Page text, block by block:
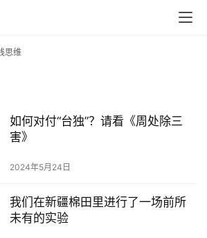
思维
如何对付“台独”？请看《周处除三
害》
2024年5月24日
我们在新疆棉田里进行了一场前所
未有的实验